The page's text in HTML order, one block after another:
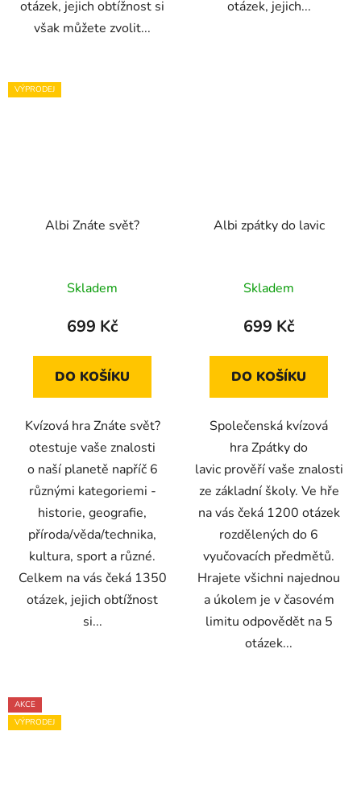
otázek, jejich obtížnost si
však můžete zvolit...
otázek, jejich...
VÝPRODEJ
Albi Znáte svět?
Skladem
699 Kč
DO KOŠÍKU
Kvízová hra Znáte svět?
otestuje vaše znalosti
o naší planetě napříč 6
různými kategoriemi -
historie, geografie,
příroda/věda/technika,
kultura, sport a různé.
Celkem na vás čeká 1350
otázek, jejich obtížnost
si...
Albi zpátky do lavic
Skladem
699 Kč
DO KOŠÍKU
Společenská kvízová
hra Zpátky do
lavic prověří vaše znalosti
ze základní školy. Ve hře
na vás čeká 1200 otázek
rozdělených do 6
vyučovacích předmětů.
Hrajete všichni najednou
a úkolem je v časovém
limitu odpovědět na 5
otázek...
AKCE
VÝPRODEJ